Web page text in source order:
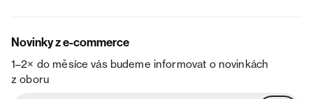
Novinky z e-commerce
1–2× do měsíce vás budeme informovat o novinkách
z oboru